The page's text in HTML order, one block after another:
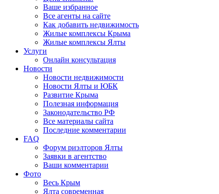
Ваше избранное
Все агенты на сайте
Как добавить недвижимость
Жилые комплексы Крыма
Жилые комплексы Ялты
Услуги
Онлайн консультация
Новости
Новости недвижимости
Новости Ялты и ЮБК
Развитие Крыма
Полезная информация
Законодательство РФ
Все материалы сайта
Последние комментарии
FAQ
Форум риэлторов Ялты
Заявки в агентство
Ваши комментарии
Фото
Весь Крым
Ялта современная